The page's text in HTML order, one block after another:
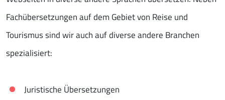
Fachübersetzungen auf dem Gebiet von Reise und
Tourismus sind wir auch auf diverse andere Branchen
spezialisiert:
Juristische Übersetzungen